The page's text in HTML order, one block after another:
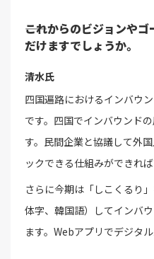
――これからのビジョンや
だけますでしょうか。
清水氏
四国遍路におけるインバウ
です。四国でインバウンド
す。民間企業と協議して外
ックできる仕組みができれば
さらに今期は「しこくるり
体字、韓国語）してインバ
ます。Webアプリでデジタ